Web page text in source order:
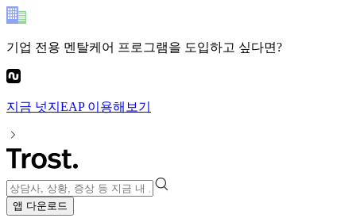
기업 전용 멘탈케어 프로그램을 도입하고 싶다면?
지금 넛지EAP이용해보기
앱 다운로드